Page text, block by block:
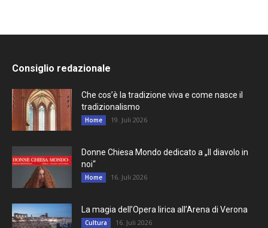
Consiglio redazionale
Che cos’è la tradizione viva e come nasce il
tradizionalismo
Home 19. Juli 2026
Donne Chiesa Mondo dedicato a „Il diavolo in
noi“
Home 16. Juli 2026
La magia dell’Opera lirica all’Arena di Verona
Cultura 16. Juli 2026